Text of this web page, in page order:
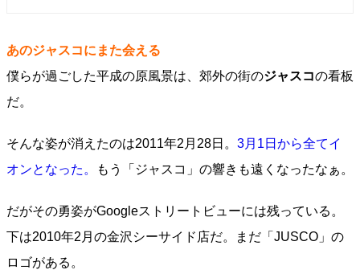
あのジャスコにまた会える
僕らが過ごした平成の原風景は、郊外の街のジャスコの看板
だ。
そんな姿が消えたのは2011年2月28日。 3月1日から全てイ
オンとなった。
もう「ジャスコ」の響きも遠くなったなぁ。
だがその勇姿がGoogleストリートビューには残っている。
下は2010年2月の金沢シーサイド店だ。まだ「JUSCO」の
ロゴがある。